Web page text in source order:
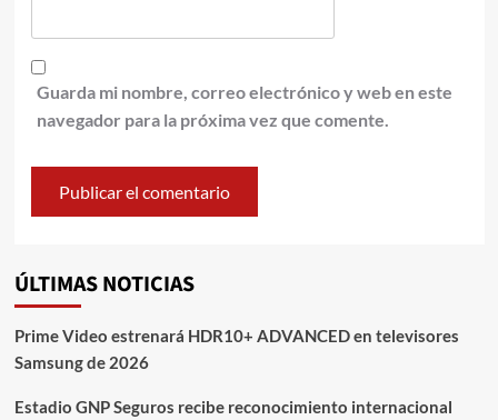
Guarda mi nombre, correo electrónico y web en este
navegador para la próxima vez que comente.
ÚLTIMAS NOTICIAS
Prime Video estrenará HDR10+ ADVANCED en televisores
Samsung de 2026
Estadio GNP Seguros recibe reconocimiento internacional